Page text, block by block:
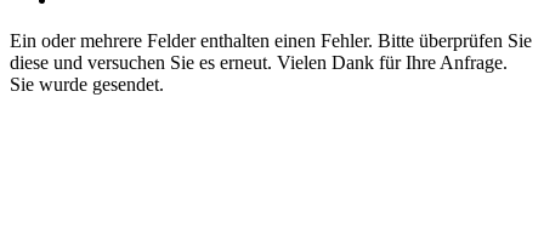
Ein oder mehrere Felder enthalten einen Fehler. Bitte überprüfen Sie
diese und versuchen Sie es erneut. Vielen Dank für Ihre Anfrage.
Sie wurde gesendet.